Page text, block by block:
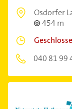
Osdorfer
454 m
040 81 99